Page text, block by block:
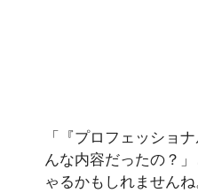
「『プロフェッショ
んな内容だったの？
ゃるかもしれませんね